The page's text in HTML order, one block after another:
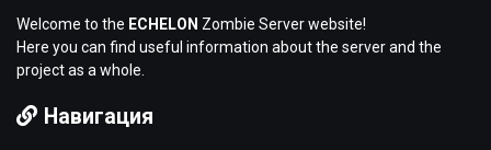
Welcome to the ECHELON Zombie Server website!
Here you can find useful information about the server and the
project as a whole.
Навигация